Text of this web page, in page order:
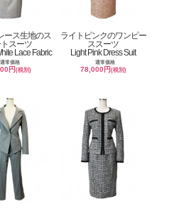
ース生地のス
スーツ
Lace Fabric
通常価格
円(税別)
ライトピンクのワンピー
ススーツ
Light Pink Dress Suit
通常価格
78,000円 (税別)